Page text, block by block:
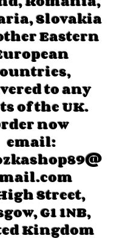
Slovakia
Eastern
to any
of the UK.
now
email:
Street,
G1 1NB,
Kingdom